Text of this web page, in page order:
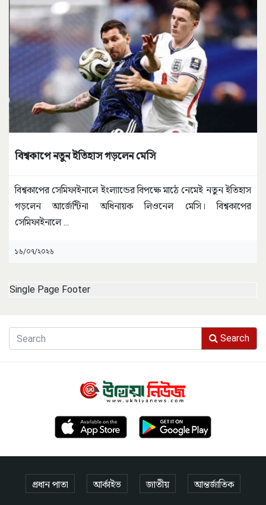
বিশ্বকাপে নতুন ইতিহাস গড়লেন মেসি
বিশ্বকাপের সেমিফাইনালে ইংল্যান্ডের বিপক্ষে মাঠে নেমেই নতুন ইতিহাস
গড়লেন আর্জেন্টিনা অধিনায়ক লিওনেল মেসি। বিশ্বকাপের
সেমিফাইনালে...
১৬/০৭/২০২৬
Single Page Footer
Search
প্রধান পাতা আর্কাইভ জাতীয় আন্তর্জাতিক